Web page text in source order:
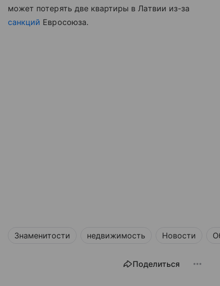
может потерять две квартиры в Латвии из-за
санкций Евросоюза.
Знаменитости недвижимость Новости
Поделиться